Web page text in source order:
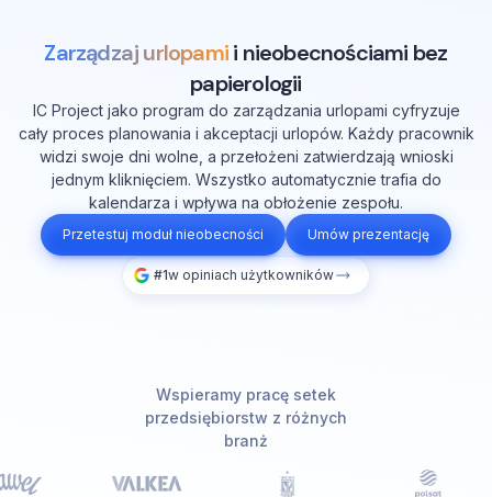
Zarządzaj urlopamii nieobecnościami bez
papierologii
IC Project jako program do zarządzania urlopami cyfryzuje
cały proces planowania i akceptacji urlopów. Każdy pracownik
widzi swoje dni wolne, a przełożeni zatwierdzają wnioski
jednym kliknięciem. Wszystko automatycznie trafia do
kalendarza i wpływa na obłożenie zespołu.
Przetestuj moduł nieobecności Umów prezentację
#1w opiniach użytkowników
Wspieramy pracę setek
przedsiębiorstw z różnych
branż